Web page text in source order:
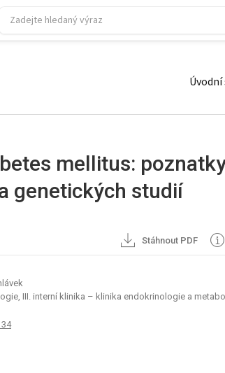
mellitus:
genetických studií
Stáhnout PDF
III. interní klinika – klinika endokrinologie a